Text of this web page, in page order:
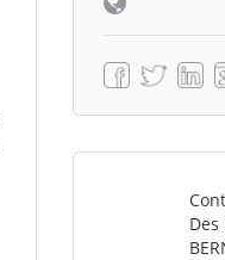
Des